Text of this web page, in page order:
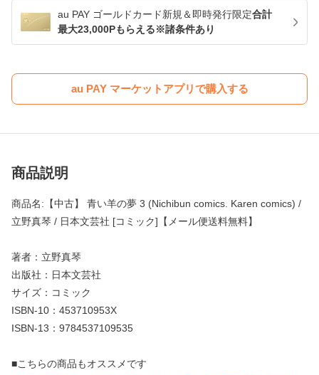
au PAY ゴールドカード新規＆即時発行限定合計
最大23,000Pもらえる※諸条件あり
au PAY マーケットアプリで購入する
商品説明
商品名:【中古】 青い羊の夢 3 (Nichibun comics. Karen comics) /
立野真琴 / 日本文芸社 [コミック]【メール便送料無料】
著者：立野真琴
出版社：日本文芸社
サイズ：コミック
ISBN-10：453710953X
ISBN-13：9784537109535
■こちらの商品もオススメです